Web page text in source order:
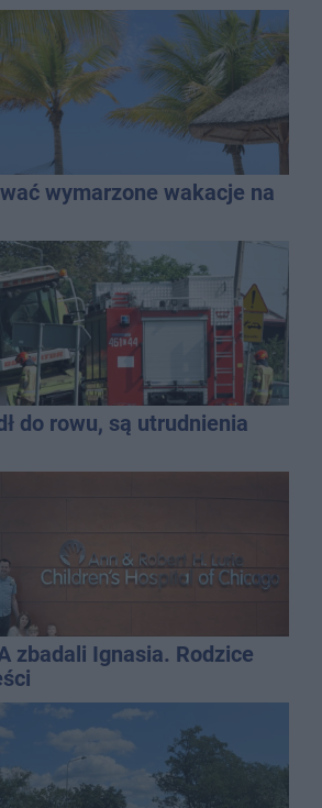
wymarzone wakacje na
do rowu, są utrudnienia
zbadali Ignasia. Rodzice